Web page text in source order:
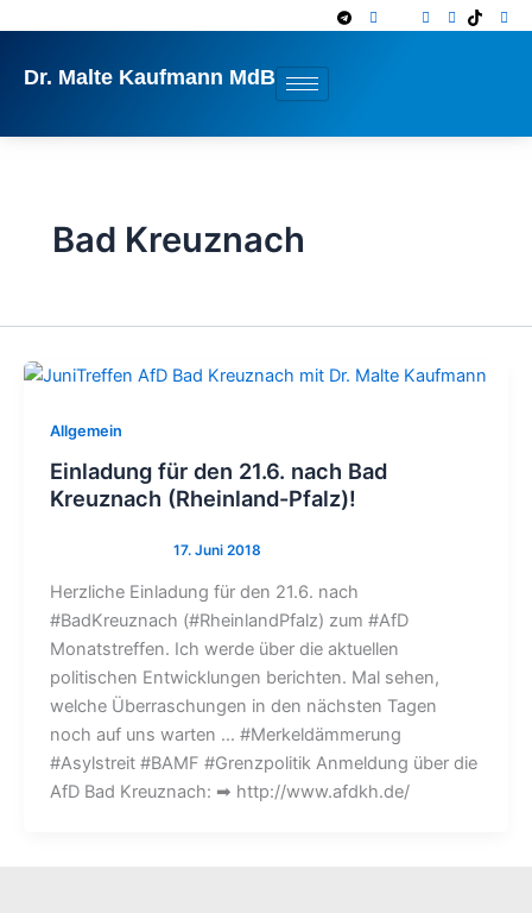
springen
Dr. Malte Kaufmann MdB
Bad Kreuznach
Allgemein
Einladung für den 21.6. nach Bad
Kreuznach (Rheinland-Pfalz)!
Herzliche Einladung für den 21.6. nach
#BadKreuznach (#RheinlandPfalz) zum #AfD
Monatstreffen. Ich werde über die aktuellen
politischen Entwicklungen berichten. Mal sehen,
welche Überraschungen in den nächsten Tagen
noch auf uns warten … #Merkeldämmerung
#Asylstreit #BAMF #Grenzpolitik Anmeldung über die
AfD Bad Kreuznach: ➡ http://www.afdkh.de/